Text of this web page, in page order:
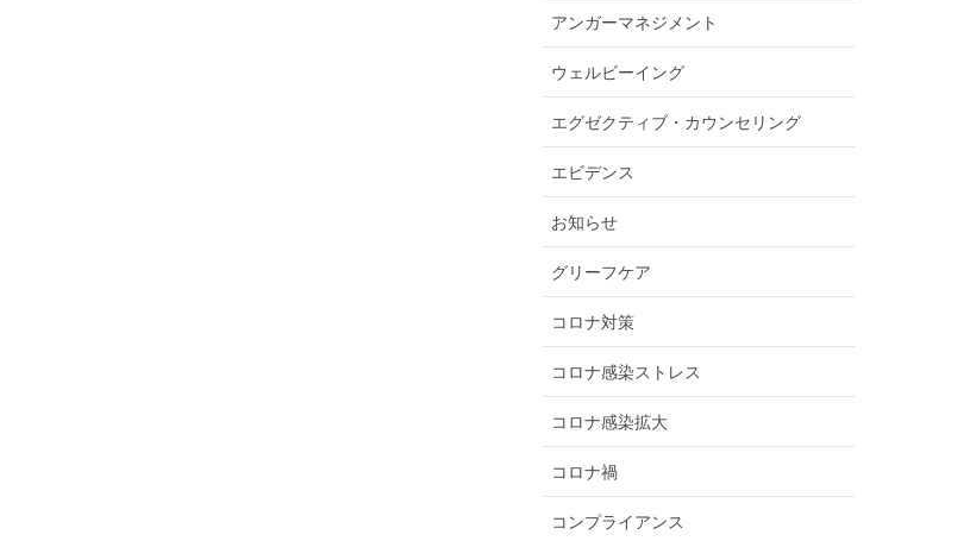
アンガーマネジメント
ウェルビーイング
エグゼクティブ・カウンセリング
エビデンス
お知らせ
グリーフケア
コロナ対策
コロナ感染ストレス
コロナ感染拡大
コロナ禍
コンプライアンス